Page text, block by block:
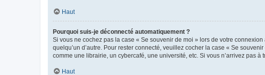
Haut
Pourquoi suis-je déconnecté automatiquement ?
Si vous ne cochez pas la case « Se souvenir de moi » lors de votre
quelqu’un d’autre. Pour rester connecté, veuillez cocher la case « Se
comme une librairie, un cybercafé, une université, etc. Si vous n’arrivez pas
Haut